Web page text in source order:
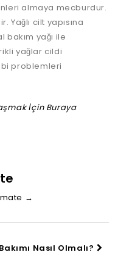
almaya mecburdur.
Yağlı cilt yapısına
yağı ile
yağlar cildi
problemleri
İçin Buraya
→
Nasıl Olmalı?